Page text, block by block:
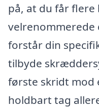
på, at du får flere
forstår din
tilbyde
første skridt mod
holdbart tag